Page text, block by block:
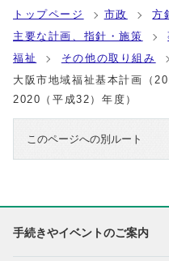
トップページ 市政
方
主要な計画、指針・施策
福祉
その他の取り組み
大阪市地域福祉基本計画（
2020（平成32）年度）
このページへの別ルート
手続きやイベントのご案内